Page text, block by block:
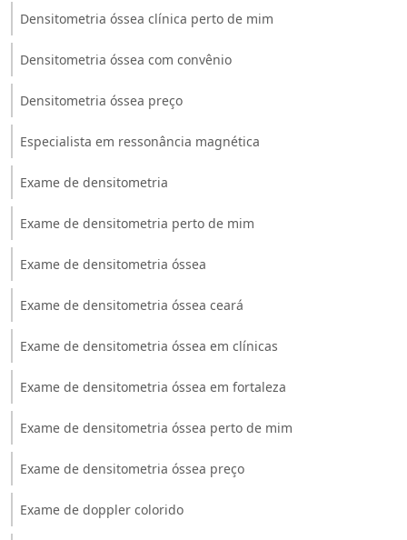
Densitometria óssea clínica perto de mim
Densitometria óssea com convênio
Densitometria óssea preço
Especialista em ressonância magnética
Exame de densitometria
Exame de densitometria perto de mim
Exame de densitometria óssea
Exame de densitometria óssea ceará
Exame de densitometria óssea em clínicas
Exame de densitometria óssea em fortaleza
Exame de densitometria óssea perto de mim
Exame de densitometria óssea preço
Exame de doppler colorido